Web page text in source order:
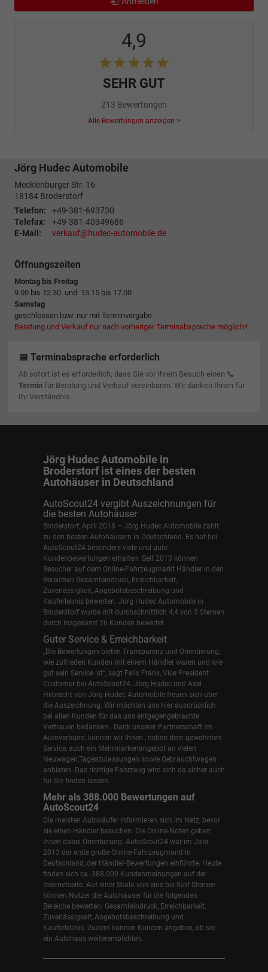
4,9
SEHR GUT
213 Bewertungen
Alle Bewertungen anzeigen >
Jörg Hudec Automobile
Mecklenburger Str. 16
18184 Broderstorf
Telefon:
+49-381-693730
Telefax:
+49-381-40349686
E-Mail:
verkauf@hudec-automobile.de
Öffnungszeiten
Montag bis Freitag
9.00 bis 12.30 und 13.15 bis 17.00
Samstag
geschlossen bzw. nur mit Terminvergabe
Beratung und Verkauf nur nach vorheriger Terminabsprache möglich!!
📅 Terminabsprache erforderlich
Ab sofort ist es erforderlich, dass Sie vor Ihrem Besuch einen 📞
Terminfür Beratung und Verkauf vereinbaren. Wir danken Ihnen für
Ihr Verständnis.
Jörg Hudec Automobile in
Broderstorf ist eines der besten
Autohäuser in Deutschland
AutoScout24 vergibt Auszeichnungen für
die besten Autohäuser
Broderstorf, April 2018 – Jörg Hudec Automobile zählt
zu den besten Autohäusern in Deutschland. Es hat bei
AutoScout24 besonders viele und gute
Kundenbewertungen erhalten. Seit 2013 können
Besucher auf dem Online-Fahrzeugmarkt Händler in den
Bereichen Gesamteindruck, Erreichbarkeit,
Zuverlässigkeit, Angebotsbeschreibung und
Kauferlebnis bewerten. Jörg Hudec Automobile in
Broderstorf wurde mit durchschnittlich 4,4 von 5 Sternen
durch insgesamt 26 Kunden bewertet.
Guter Service & Erreichbarkeit
„Die Bewertungen bieten Transparenz und Orientierung,
wie zufrieden Kunden mit einem Händler waren und wie
gut sein Service ist“, sagt Felix Frank, Vice President
Customer bei AutoScout24. Jörg Hudec und Axel
Hilbrecht von Jörg Hudec Automobile freuen sich über
die Auszeichnung. Wir möchten uns hier ausdrücklich
bei allen Kunden für das uns entgegengebrachte
Vertrauen bedanken . Dank unserer Partnerschaft im
Autoverbund, können wir Ihnen , neben dem gewohnten
Service, auch ein Mehrmarkenangebot an vielen
Neuwagen,Tageszulassungen sowie Gebrauchtwagen
anbieten. Das richtige Fahrzeug wird sich da sicher auch
für Sie finden lassen.
Mehr als 388.000 Bewertungen auf
AutoScout24
Die meisten Autokäufer informieren sich im Netz, bevor
sie einen Händler besuchen. Die Online-Noten geben
ihnen dabei Orientierung. AutoScout24 war im Jahr
2013 der erste große Online-Fahrzeugmarkt in
Deutschland, der Händler-Bewertungen einführte. Heute
finden sich ca. 388.000 Kundenmeinungen auf der
Internetseite. Auf einer Skala von eins bis fünf Sternen
können Nutzer die Autohäuser für die folgenden
Bereiche bewerten: Gesamteindruck, Erreichbarkeit,
Zuverlässigkeit, Angebotsbeschreibung und
Kauferlebnis. Zudem können Kunden angeben, ob sie
ein Autohaus weiterempfehlen.